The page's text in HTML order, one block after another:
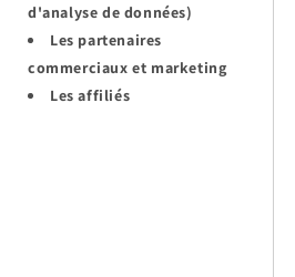
d'analyse de données)
Les partenaires
commerciaux et marketing
Les affiliés